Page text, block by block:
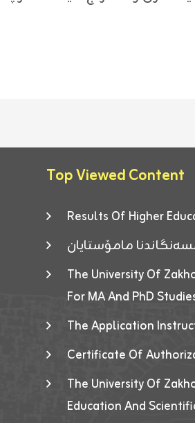
Top Viewed Content
Results Of Higher
مامۆستایان
The University Of
For MA And PhD
The Application
Certificate Of
The University Of
Education And